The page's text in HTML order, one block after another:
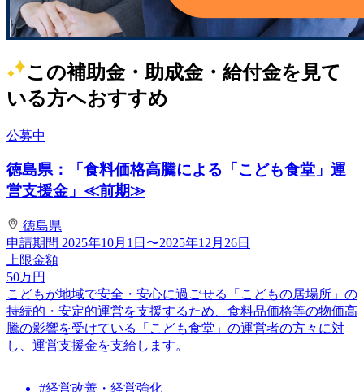
この補助金・助成金・給付金を見て
いる方へおすすめ
公募中
徳島県：「食料価格高騰による「こども食堂」運
営支援金」≪前期≫
徳島県
申請期間 2025年10月1日〜2025年12月26日
上限金額
50万円
こどもが地域で安全・安心に過ごせる「こどもの居場所」の
持続的・安定的運営を支援するため、食料品価格等の物価高
騰の影響を受けている「こども食堂」の運営者の方々に対
し、運営支援金を支給します。
#経営改善・経営強化